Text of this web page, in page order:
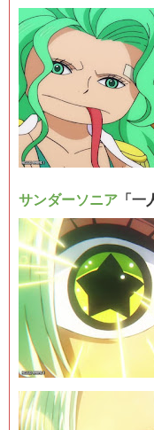
サンダーソニア 「